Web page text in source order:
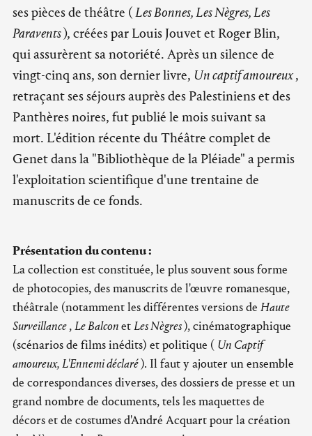
ses pièces de théâtre (Les Bonnes, Les Nègres, Les
Paravents), créées par Louis Jouvet et Roger Blin,
qui assurèrent sa notoriété. Après un silence de
vingt-cinq ans, son dernier livre, Un captif amoureux,
retraçant ses séjours auprès des Palestiniens et des
Panthères noires, fut publié le mois suivant sa
mort. L'édition récente du Théâtre complet de
Genet dans la "Bibliothèque de la Pléiade" a permis
l'exploitation scientifique d'une trentaine de
manuscrits de ce fonds.
Présentation du contenu :
La collection est constituée, le plus souvent sous forme
de photocopies, des manuscrits de l'œuvre romanesque,
théâtrale (notamment les différentes versions de Haute
Surveillance,Le BalconetLes Nègres), cinématographique
(scénarios de films inédits) et politique ( Un Captif
amoureux, L'Ennemi déclaré). Il faut y ajouter un ensemble
de correspondances diverses, des dossiers de presse et un
grand nombre de documents, tels les maquettes de
décors et de costumes d'André Acquart pour la création